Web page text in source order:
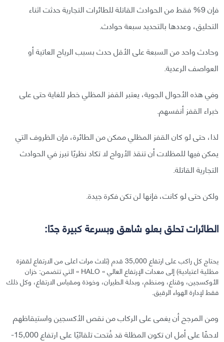
فإن 9% فقط من الحوادث القاتلة للطائرات التجارية حدثت اثناء
التحليق، وعددها بالتحديد سبعة حوادث.
وحادث واحد من السبعة على الأقل حدث بسبب الرياح العاتية أو
العواصف الرعدية.
وفي هذه الأحوال الجوية، يعتبر القفز المظلي خطر للغاية حتى على
خبراء القفز أنفسهم.
لذا، حتى لو كان القفز المظلي ممكن من الطائرة، فإن الظروف التي
يمكن فيها للمظلات أن تنقذ الأرواح لا تكاد نظريًا تبرز في الحوادث
التجارية القاتلة.
ولكن حتى لو كانت، فإنها لن تكن فكرة جيدة.
الطائرات تحلق بعلو شاهق وبسرعة كبيرة جدًا:
يحتاج كل راكب على ارتفاع 35,000 قدم (ثلاث مرات اعلى من الارتفاع لقفزة
مظلية اعتيادية) إلى معدات الإرتفاع العالي » HALO » التي تتضمن: خزان
الأوكسجين، وقناع، ومنظم، وبدلة الطيران، وخوذة ومقياس الارتفاع، وكل ذلك
فقط لإدارة الهواء الرقيق.
ومن المرجح أن يغمى على الركاب من نقص الأكسجين واستيقاظهم
لاحقًا على أمل ان تكون المظلة قد فُتحت تلقائيًا على ارتفاع 15,000-